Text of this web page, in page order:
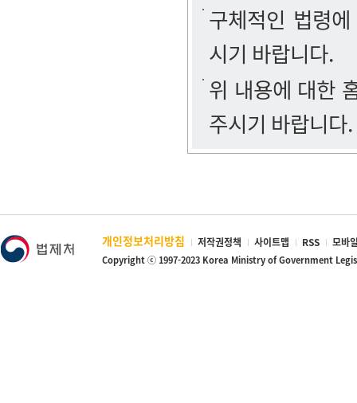
구체적인 법령
시기 바랍니다.
위 내용에 대한
주시기 바랍니다.
개인정보처리방침 저작권정책 사이트맵 RSS 모바
Copyright ⓒ 1997-2023 Korea Ministry of Government